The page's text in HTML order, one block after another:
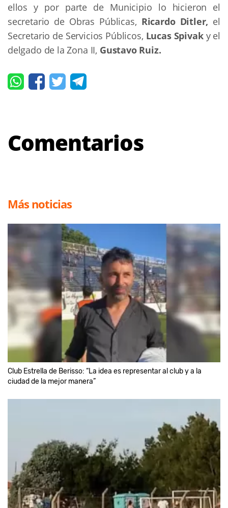
ellos y por parte de Municipio lo hicieron el
secretario de Obras Públicas, Ricardo Ditler, el
Secretario de Servicios Públicos, Lucas Spivak y el
delgado de la Zona II, Gustavo Ruiz.
Comentarios
Más noticias
Club Estrella de Berisso: “La idea es representar al club y a la
ciudad de la mejor manera”